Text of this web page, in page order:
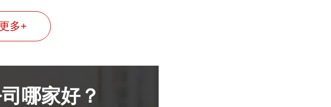
多+
哪家好？